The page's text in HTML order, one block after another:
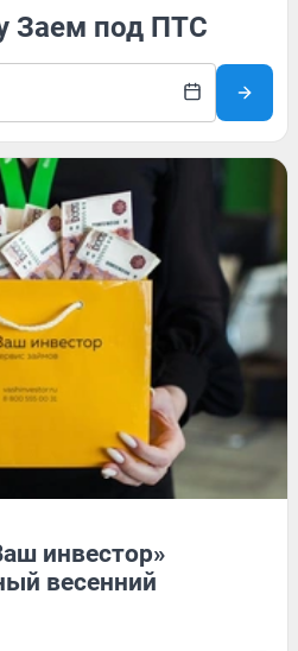
Заем под ПТС
инвестор»
весенний